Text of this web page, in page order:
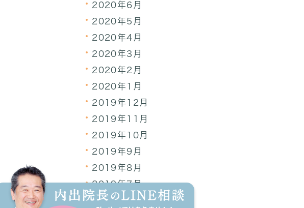
2020年6月
2020年5月
2020年4月
2020年3月
2020年2月
2020年1月
2019年12月
2019年11月
2019年10月
2019年9月
2019年8月
2019年7月
2019年6月